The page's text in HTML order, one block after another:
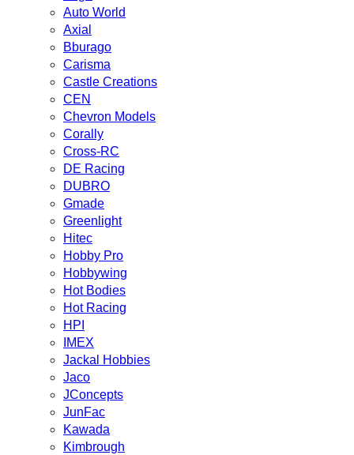
Auto World
Axial
Bburago
Carisma
Castle Creations
CEN
Chevron Models
Corally
Cross-RC
DE Racing
DUBRO
Gmade
Greenlight
Hitec
Hobby Pro
Hobbywing
Hot Bodies
Hot Racing
HPI
IMEX
Jackal Hobbies
Jaco
JConcepts
JunFac
Kawada
Kimbrough